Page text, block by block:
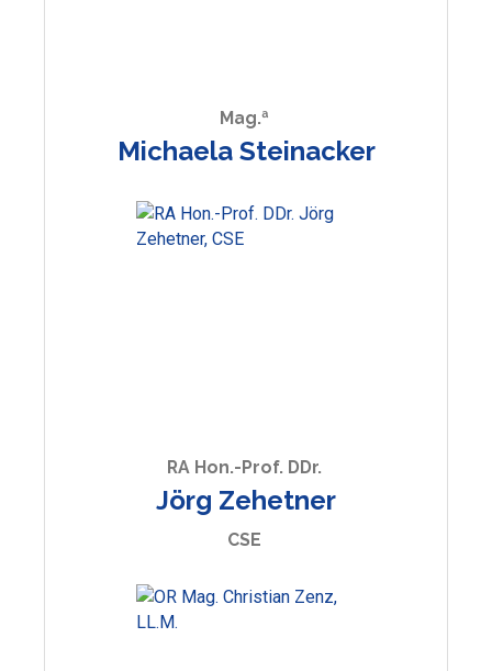
Mag.ª
Michaela Steinacker
RA Hon.-Prof. DDr.
Jörg Zehetner
CSE